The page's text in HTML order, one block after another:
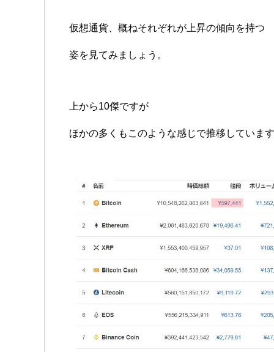
仮想通貨、概ねそれぞれが上昇の傾向を持つ
姿を見てみましょう。
上から10傑ですが
ほかの多くもこのような感じで推移していま